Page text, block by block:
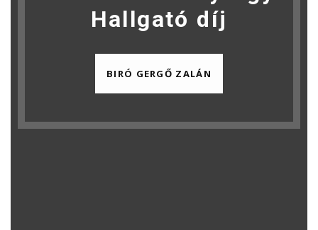
Hallgató díj
BIRÓ GERGŐ ZALÁN